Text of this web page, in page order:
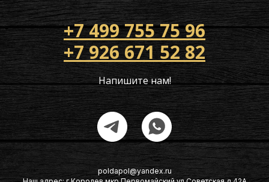
+7 499 755 75 96
+7 926 671 52 82
Напишите нам!
poldapol@yandex.ru